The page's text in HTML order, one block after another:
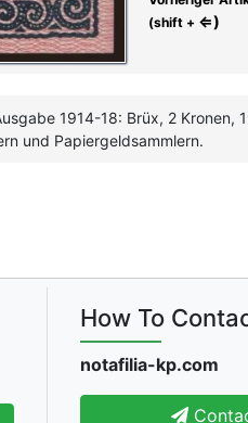
(shift + ⇐)
1914-18: Brüx, 2 Kronen,
und Papiergeldsammlern.
How To
notafilia-kp.com